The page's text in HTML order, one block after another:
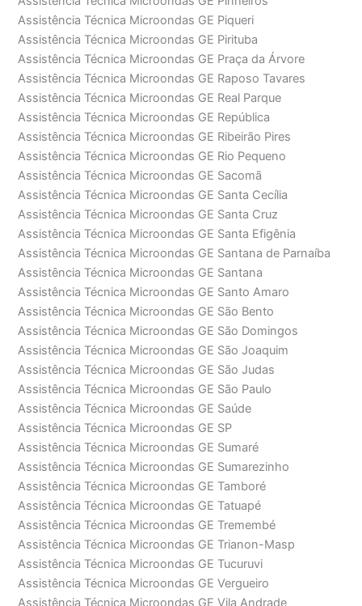
Assistência Técnica Microondas GE Piqueri
Assistência Técnica Microondas GE Pirituba
Assistência Técnica Microondas GE Praça da Árvore
Assistência Técnica Microondas GE Raposo Tavares
Assistência Técnica Microondas GE Real Parque
Assistência Técnica Microondas GE República
Assistência Técnica Microondas GE Ribeirão Pires
Assistência Técnica Microondas GE Rio Pequeno
Assistência Técnica Microondas GE Sacomã
Assistência Técnica Microondas GE Santa Cecília
Assistência Técnica Microondas GE Santa Cruz
Assistência Técnica Microondas GE Santa Efigênia
Assistência Técnica Microondas GE Santana de Parnaíba
Assistência Técnica Microondas GE Santana
Assistência Técnica Microondas GE Santo Amaro
Assistência Técnica Microondas GE São Bento
Assistência Técnica Microondas GE São Domingos
Assistência Técnica Microondas GE São Joaquim
Assistência Técnica Microondas GE São Judas
Assistência Técnica Microondas GE São Paulo
Assistência Técnica Microondas GE Saúde
Assistência Técnica Microondas GE SP
Assistência Técnica Microondas GE Sumaré
Assistência Técnica Microondas GE Sumarezinho
Assistência Técnica Microondas GE Tamboré
Assistência Técnica Microondas GE Tatuapé
Assistência Técnica Microondas GE Tremembé
Assistência Técnica Microondas GE Trianon-Masp
Assistência Técnica Microondas GE Tucuruvi
Assistência Técnica Microondas GE Vergueiro
Assistência Técnica Microondas GE Vila Andrade